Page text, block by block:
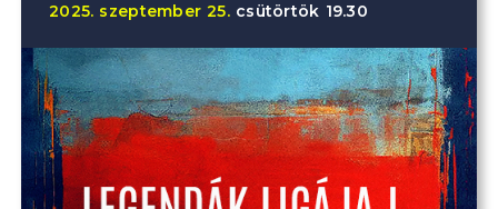
2025. szeptember 25. csütörtök 19.30